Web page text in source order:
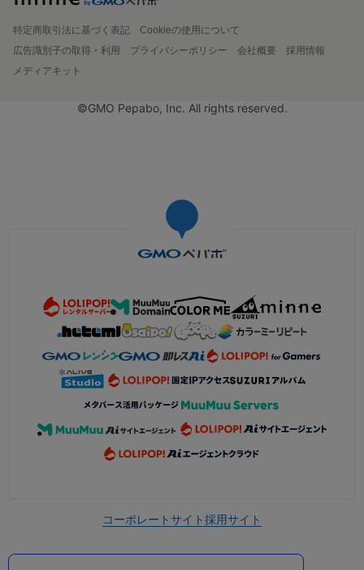
特定商取引法に基づく表記
Cookieの使用について
広告識別子の取得・利用
プライバシーポリシー 会社概要
採用情報
メディアキット
©GMO Pepabo, Inc. All rights reserved.
コーポレートサイト採用サイト